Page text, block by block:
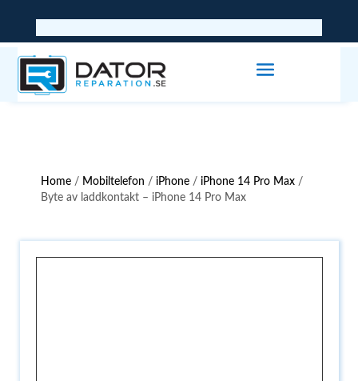
Home / Mobiltelefon / iPhone / iPhone 14 Pro Max /
Byte av laddkontakt – iPhone 14 Pro Max